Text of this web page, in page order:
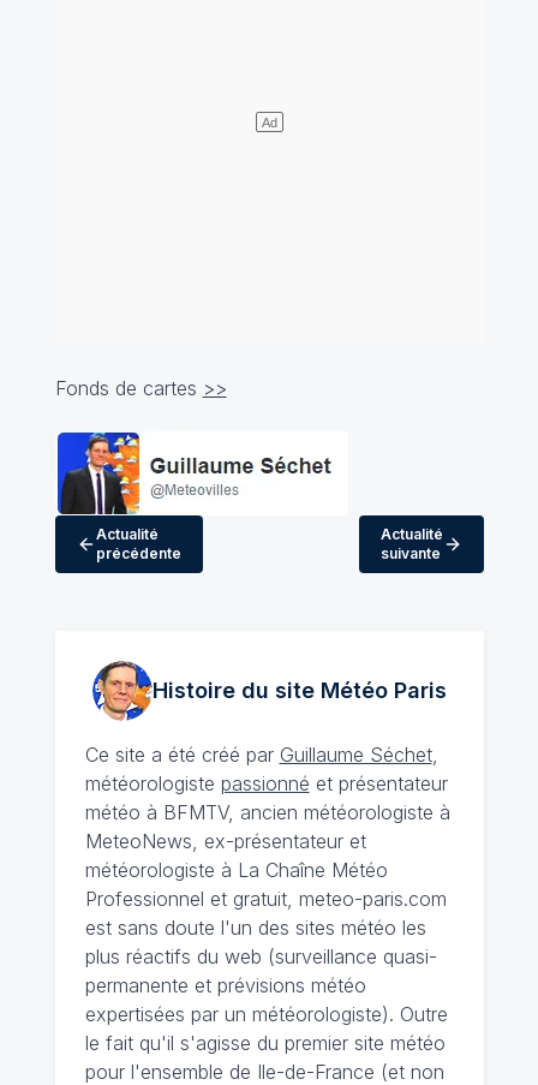
Fonds de cartes >>
Actualité
précédente
Actualité
suivante
Histoire du site MétéoParis
Ce site a été créé par Guillaume Séchet,
météorologiste passionné et présentateur
météo à BFMTV, ancien météorologiste à
MeteoNews, ex-présentateur et
météorologiste à La Chaîne Météo
Professionnel et gratuit, meteo-paris.com
est sans doute l'un des sites météo les
plus réactifs du web (surveillance quasi-
permanente et prévisions météo
expertisées par un météorologiste). Outre
le fait qu'il s'agisse du premier site météo
pour l'ensemble de Ile-de-France (et non